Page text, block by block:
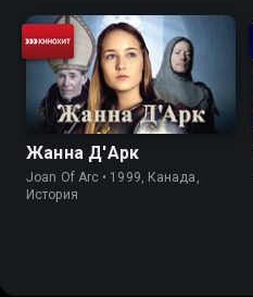
Жанна Д'Арк
Joan Of Arc • 1999, Канада,
История